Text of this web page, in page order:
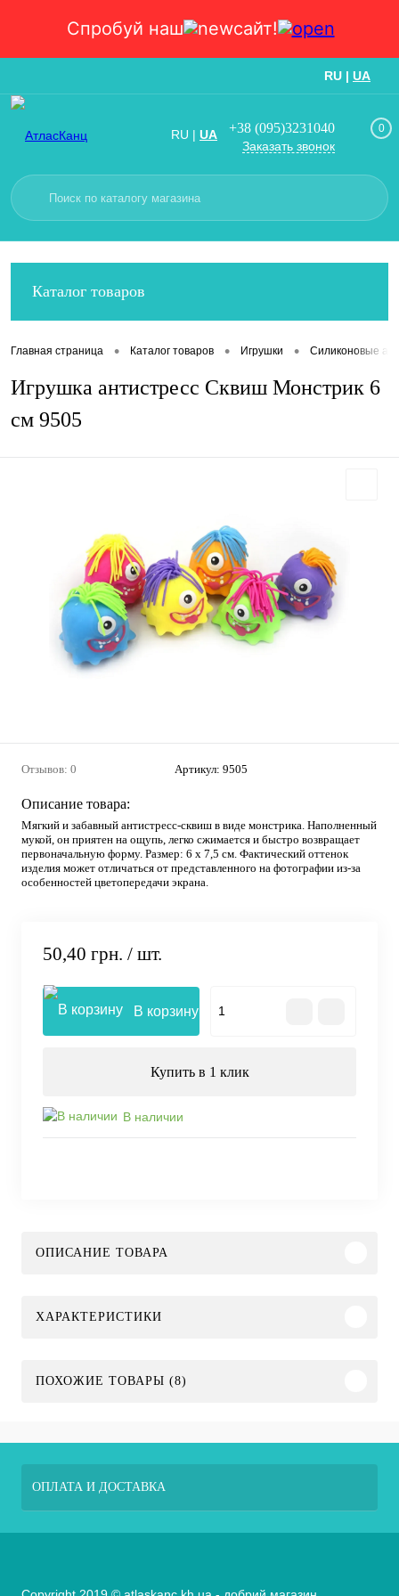
Спробуй наш сайт!
RU | UA
RU | UA +38 (095)3231040
Заказать звонок
0
Каталог товаров
Главная страница • Каталог товаров • Игрушки • Силиконовые
Игрушка антистресс Сквиш Монстрик 6
см 9505
Отзывов: 0 Артикул: 9505
Описание товара:
Мягкий и забавный антистресс-сквиш в виде монстрика. Наполненный
мукой, он приятен на ощупь, легко сжимается и быстро возвращает
первоначальную форму. Размер: 6 х 7,5 см. Фактический оттенок
изделия может отличаться от представленного на фотографии из-за
особенностей цветопередачи экрана.
50,40 грн. / шт.
В корзину
Купить в 1 клик
В наличии
ОПИСАНИЕ ТОВАРА
ХАРАКТЕРИСТИКИ
ПОХОЖИЕ ТОВАРЫ (8)
ОПЛАТА И ДОСТАВКА